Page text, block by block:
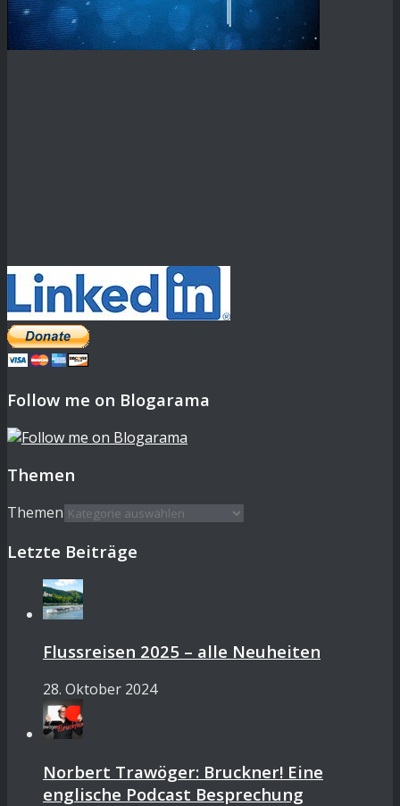
Follow me on Blogarama
Themen
Themen
Letzte Beiträge
Flussreisen 2025 – alle Neuheiten
28. Oktober 2024
Norbert Trawöger: Bruckner! Eine
englische Podcast Besprechung